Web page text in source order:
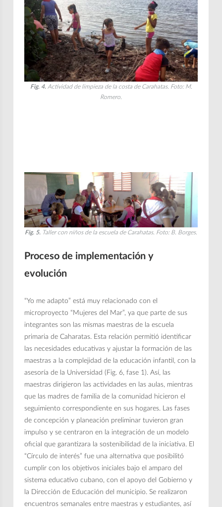
Fig. 4. Actividad de limpieza de la costa de Carahatas. Foto: M.
Romero.
Fig. 5. Taller con niños de la escuela de Carahatas. Foto: B. Borges.
Proceso de implementación y
evolución
“Yo me adapto” está muy relacionado con el
microproyecto “Mujeres del Mar”, ya que parte de sus
integrantes son las mismas maestras de la escuela
primaria de Caharatas. Esta relación permitió identificar
las necesidades educativas y ajustar la formación de las
maestras a la complejidad de la educación infantil, con la
asesoría de la Universidad (Fig. 6, fase 1). Así, las
maestras dirigieron las actividades en las aulas, mientras
que las madres de familia de la comunidad hicieron el
seguimiento correspondiente en sus hogares. Las fases
de concepción y planeación preliminar tuvieron gran
impulso y se centraron en la integración de un modelo
oficial que garantizara la sostenibilidad de la iniciativa. El
“Círculo de interés” fue una alternativa que posibilitó
cumplir con los objetivos iniciales bajo el amparo del
sistema educativo cubano, con el apoyo del Gobierno y
la Dirección de Educación del municipio. Se realizaron
encuentros semanales entre maestras y estudiantes, así